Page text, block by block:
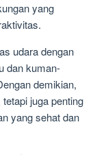
yang
udara dengan
dan kuman-
demikian,
juga penting
yang sehat dan